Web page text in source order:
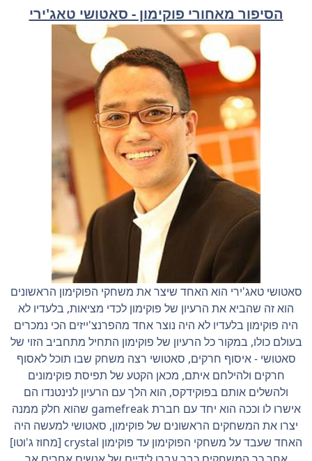
הסיפור מאחורי פוקימון - סאטושי טאג'ירי
סאטושי טאג'ירי הוא האחד שיצר את משחקי הפוקימון הראשונים
הוא זה שהביא את הרעיון של פוקימון לכדי מציאות, בלעדיו לא
היה פוקימון בלעדיו לא היה נוצר אחד מהפרנצ'ייזים הכי נמכרים
בעולם כולו, במקור כל הרעיון של פוקימון התחיל מתחביב הזוי של
סאטושי - איסוף חרקים, סאטושי רצה משחק שבו תוכל לאסוף
חרקים ולהילחם איתם, מכאן הקטע של תפיסת פוקימונים
ולהשלים אותם בפוקידקס, הוא הלך עם הרעיון לנינטנדו הם
אישרו לו וככה הוא יחד עם חברת gamefreak שהוא חלק ממנה
יצרו את המשחקים הראשונים של פוקימון, סאטושי למעשה היה
האחד שעבד על משחקי הפוקימון עד פוקימון crystal [מחוז ג'וטו]